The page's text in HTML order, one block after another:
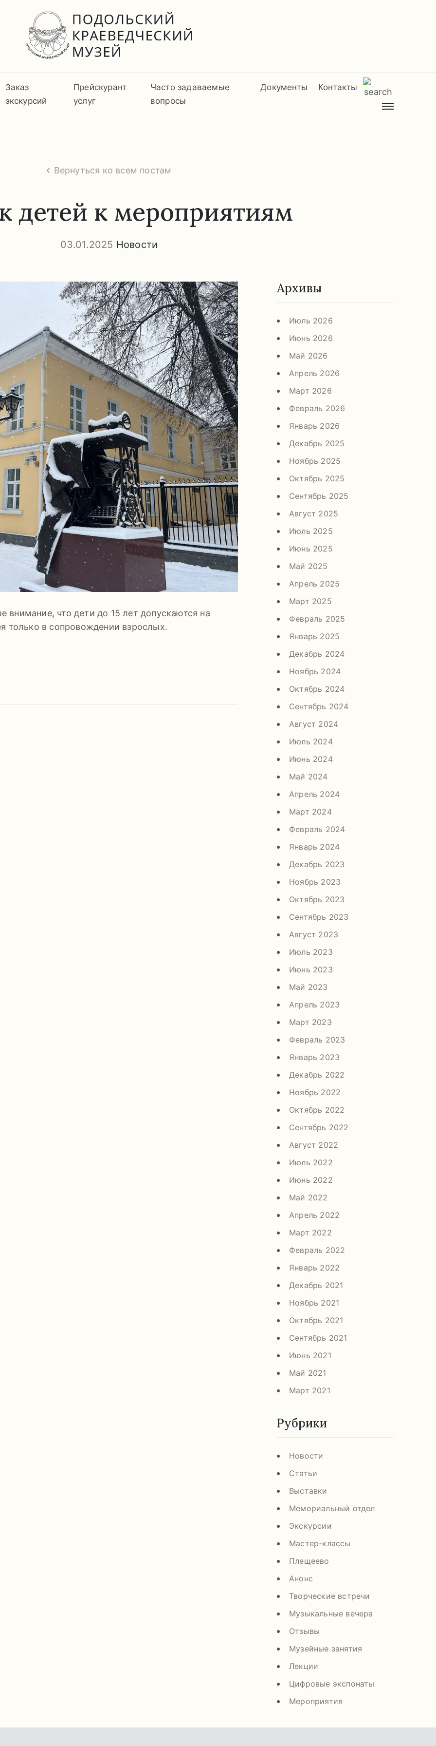
Заказ
экскурсий
Прейскурант
услуг
Часто задаваемые
вопросы
Документы Контакты
Вернуться ко всем постам
детей к мероприятиям
03.01.2025 Новости
что дети до 15 лет допускаются на
только в сопровождении взрослых.
Архивы
Июль 2026
Июнь 2026
Май 2026
Апрель 2026
Март 2026
Февраль 2026
Январь 2026
Декабрь 2025
Ноябрь 2025
Октябрь 2025
Сентябрь 2025
Август 2025
Июль 2025
Июнь 2025
Май 2025
Апрель 2025
Март 2025
Февраль 2025
Январь 2025
Декабрь 2024
Ноябрь 2024
Октябрь 2024
Сентябрь 2024
Август 2024
Июль 2024
Июнь 2024
Май 2024
Апрель 2024
Март 2024
Февраль 2024
Январь 2024
Декабрь 2023
Ноябрь 2023
Октябрь 2023
Сентябрь 2023
Август 2023
Июль 2023
Июнь 2023
Май 2023
Апрель 2023
Март 2023
Февраль 2023
Январь 2023
Декабрь 2022
Ноябрь 2022
Октябрь 2022
Сентябрь 2022
Август 2022
Июль 2022
Июнь 2022
Май 2022
Апрель 2022
Март 2022
Февраль 2022
Январь 2022
Декабрь 2021
Ноябрь 2021
Октябрь 2021
Сентябрь 2021
Июнь 2021
Май 2021
Март 2021
Рубрики
Новости
Статьи
Выставки
Мемориальный отдел
Экскурсии
Мастер-классы
Плещеево
Анонс
Творческие встречи
Музыкальные вечера
Отзывы
Музейные занятия
Лекции
Цифровые экспонаты
Мероприятия